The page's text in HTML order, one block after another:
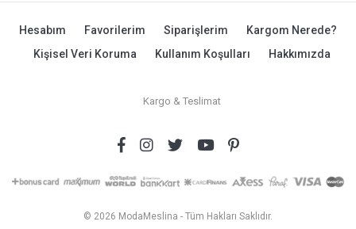
Hesabım Favorilerim Siparişlerim
Kargom Nerede?
Kişisel Veri Koruma
Kullanım Koşulları Hakkımızda
Kargo & Teslimat
© 2026 ModaMeslina - Tüm Hakları Saklıdır.